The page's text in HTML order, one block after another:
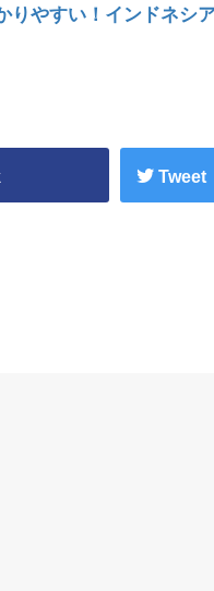
りやすい！インドネシ
Tweet